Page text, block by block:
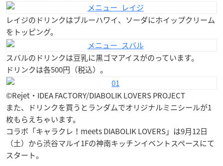
レイジのドリンクはブルーハワイ、ソーダにホイップクリーム
をトッピング。
スバルのドリンクは豆乳に黒ゴマアイスがのっています。
ドリンクは各500円（税込）。
©Rejet・IDEA FACTORY/DIABOLIK LOVERS PROJECT
また、ドリンクを買うとランダムでオリジナルミニシールが1
枚もらえちゃいます。
コラボ「キャラクレ！meets DIABOLIK LOVERS」は9月12日
（土）から渋谷マルイ1Fの神南キッチンイベントスペースにて
スタート。